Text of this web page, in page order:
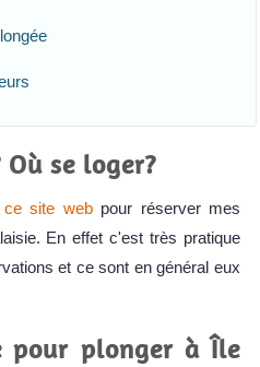
se loger?
ce site webpour réserver mes
En effet c'est très pratique
et ce sont en général eux
pour plonger à Île